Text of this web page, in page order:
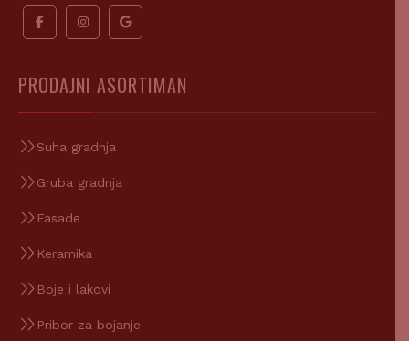
PRODAJNI ASORTIMAN
Suha gradnja
Gruba gradnja
Fasade
Keramika
Boje i lakovi
Pribor za bojanje